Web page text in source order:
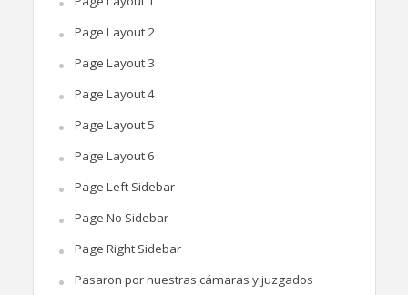
Page Layout 2
Page Layout 3
Page Layout 4
Page Layout 5
Page Layout 6
Page Left Sidebar
Page No Sidebar
Page Right Sidebar
Pasaron por nuestras cámaras y juzgados